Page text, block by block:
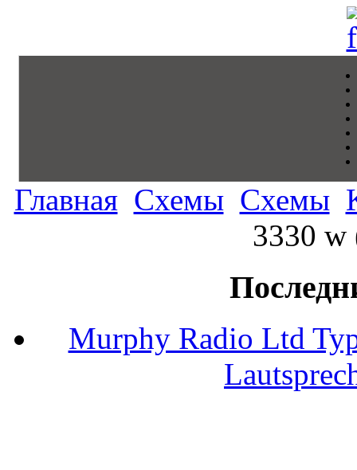
Главная Схемы Схемы
3330 w
Murphy Radio Ltd